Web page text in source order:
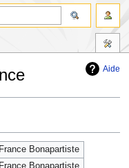
Aide
France Bonapartiste